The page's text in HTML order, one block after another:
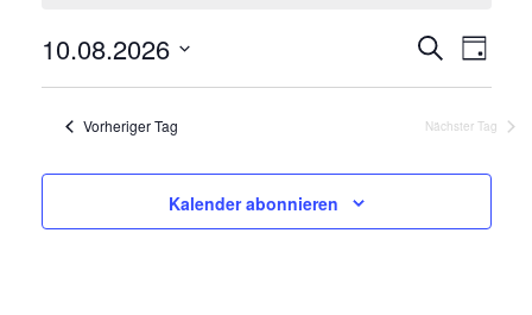
August
2026
Suche
Suche
Tag
10.08.2026
Vorheriger Tag
Nächster Tag
Kalender abonnieren